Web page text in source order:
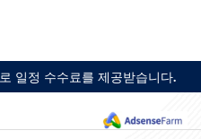
일정 수수료를 제공받습니다.